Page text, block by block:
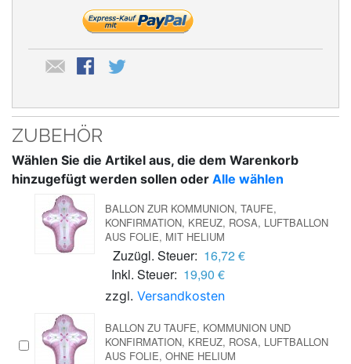
ZUBEHÖR
Wählen Sie die Artikel aus, die dem Warenkorb
hinzugefügt werden sollen oder Alle wählen
BALLON ZUR KOMMUNION, TAUFE,
KONFIRMATION, KREUZ, ROSA, LUFTBALLON
AUS FOLIE, MIT HELIUM
Zuzügl. Steuer: 16,72 €
Inkl. Steuer: 19,90 €
zzgl. Versandkosten
BALLON ZU TAUFE, KOMMUNION UND
KONFIRMATION, KREUZ, ROSA, LUFTBALLON
AUS FOLIE, OHNE HELIUM